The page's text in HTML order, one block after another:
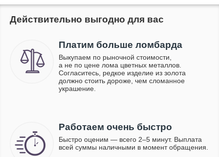
Действительно выгодно для вас
Платим больше ломбарда
Выкупаем по рыночной стоимости,
а не по цене лома цветных металлов.
Согласитесь, редкое изделие из золота
должно стоить дороже, чем сломанное
украшение.
Работаем очень быстро
Быстро оценим — всего 2–5 минут. Выплата
всей суммы наличными в момент обращения.